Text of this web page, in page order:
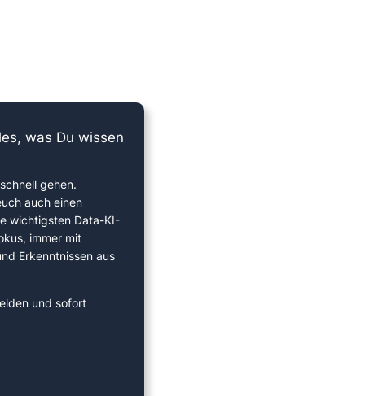
was Du wissen
gehen.
auch einen
wichtigsten Data-KI-
immer mit
Erkenntnissen aus
und sofort